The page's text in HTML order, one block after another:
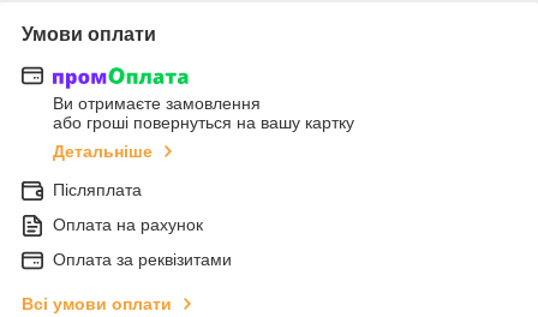
Умови оплати
Ви отримаєте замовлення
або гроші повернуться на вашу картку
Детальніше
Післяплата
Оплата на рахунок
Оплата за реквізитами
Всі умови оплати